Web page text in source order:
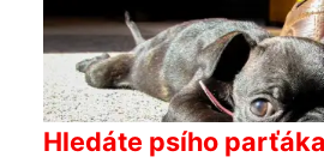
Hledáte psího